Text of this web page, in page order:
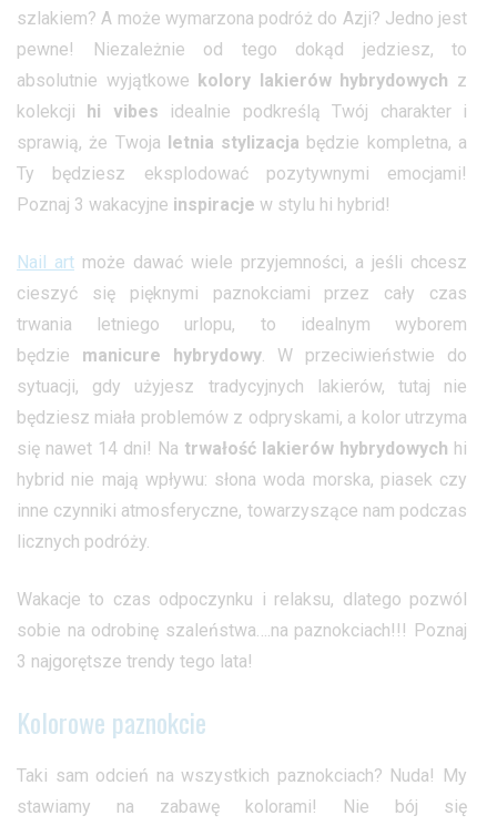
szlakiem? A może wymarzona podróż do Azji? Jedno jest
pewne! Niezależnie od tego dokąd jedziesz, to
absolutnie wyjątkowe kolory lakierów hybrydowych z
kolekcji
hi vibes idealnie podkreślą Twój charakter i
sprawią, że Twoja letnia stylizacja będzie kompletna, a
Ty będziesz eksplodować pozytywnymi emocjami!
Poznaj 3 wakacyjne inspiracje w stylu hi hybrid!
Nail art może dawać wiele przyjemności, a jeśli chcesz
cieszyć się pięknymi paznokciami przez cały czas
trwania letniego urlopu, to idealnym wyborem
będzie manicure hybrydowy. W przeciwieństwie do
sytuacji, gdy użyjesz tradycyjnych lakierów, tutaj nie
będziesz miała problemów z odpryskami, a kolor utrzyma
się nawet 14 dni! Na trwałość lakierów hybrydowych hi
hybrid nie mają wpływu: słona woda morska, piasek czy
inne czynniki atmosferyczne, towarzyszące nam podczas
licznych podróży.
Wakacje to czas odpoczynku i relaksu, dlatego pozwól
sobie na odrobinę szaleństwa….na paznokciach!!! Poznaj
3 najgorętsze trendy tego lata!
Kolorowe paznokcie
Taki sam odcień na wszystkich paznokciach? Nuda! My
stawiamy na zabawę kolorami! Nie bój się